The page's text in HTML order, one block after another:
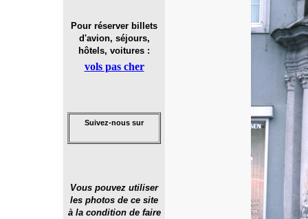
Pour réserver billets
d'avion, séjours,
hôtels, voitures :
vols pas cher
Suivez-nous sur
Vous pouvez utiliser
les photos de ce site
à la condition de faire